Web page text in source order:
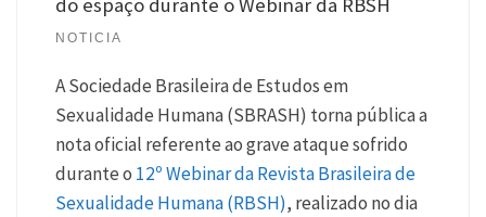
do espaço durante o Webinar da RBSH
NOTICIA
A Sociedade Brasileira de Estudos em
Sexualidade Humana (SBRASH) torna pública a
nota oficial referente ao grave ataque sofrido
durante o 12º Webinar da Revista Brasileira de
Sexualidade Humana (RBSH), realizado no dia